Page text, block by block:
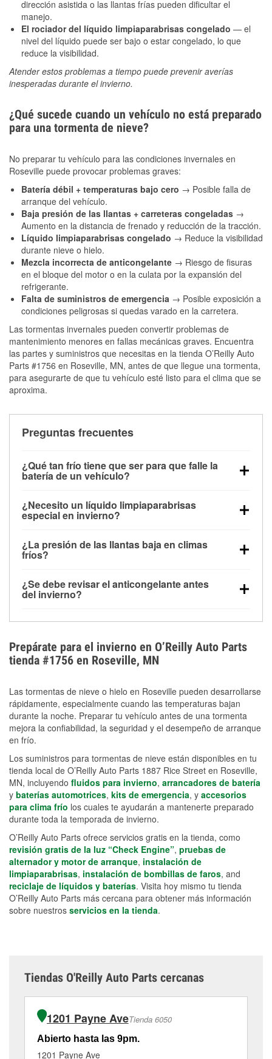
dirección asistida o las llantas frías pueden dificultar el
manejo.
El rociador del líquido limpiaparabrisas congelado — el
nivel del líquido puede ser bajo o estar congelado, lo que
reduce la visibilidad.
Atender estos problemas a tiempo puede prevenir averías
inesperadas durante el invierno.
¿Qué sucede cuando un vehículo no está preparado
para una tormenta de nieve?
No preparar tu vehículo para las condiciones invernales en
Roseville puede provocar problemas graves:
Batería débil + temperaturas bajo cero → Posible falla de
arranque del vehículo.
Baja presión de las llantas + carreteras congeladas →
Aumento en la distancia de frenado y reducción de la tracción.
Líquido limpiaparabrisas congelado → Reduce la visibilidad
durante nieve o hielo.
Mezcla incorrecta de anticongelante → Riesgo de fisuras
en el bloque del motor o en la culata por la expansión del
refrigerante.
Falta de suministros de emergencia → Posible exposición a
condiciones peligrosas si quedas varado en la carretera.
Las tormentas invernales pueden convertir problemas de
mantenimiento menores en fallas mecánicas graves. Encuentra
las partes y suministros que necesitas en la tienda O’Reilly Auto
Parts #1756 en Roseville, MN, antes de que llegue una tormenta,
para asegurarte de que tu vehículo esté listo para el clima que se
aproxima.
Preguntas frecuentes
¿Qué tan frío tiene que ser para que falle la
batería de un vehículo?
debajo de los 32 °F y puede perder hasta la mitad de
su potencia de arranque cerca de los 0 °F, lo que
arranque.
¿Necesito un líquido limpiaparabrisas
especial en invierno?
la congelación y ayuda a disolver la sal y la nieve
derretida en la carretera para mejorar la visibilidad.
¿La presión de las llantas baja en climas
fríos?
alrededor de 1 PSI por cada 10 °F que baja la
temperatura. Puedes obtener más información sobre
¿Se debe revisar el anticongelante antes
del invierno?
el sobrecalentamiento en condiciones de frío
extremo. Aprende cómo comprobar la protección
anticongelante en nuestra sección How-To.
Prepárate para el invierno en O’Reilly Auto Parts
tienda #1756 en Roseville, MN
Las tormentas de nieve o hielo en Roseville pueden desarrollarse
rápidamente, especialmente cuando las temperaturas bajan
durante la noche. Preparar tu vehículo antes de una tormenta
mejora la confiabilidad, la seguridad y el desempeño de arranque
en frío.
Los suministros para tormentas de nieve están disponibles en tu
tienda local de O’Reilly Auto Parts 1887 Rice Street en Roseville,
MN, incluyendo fluidos para invierno, arrancadores de batería
y baterías automotrices, kits de emergencia, y accesorios
para clima frío los cuales te ayudarán a mantenerte preparado
durante toda la temporada de invierno.
O’Reilly Auto Parts ofrece servicios gratis en la tienda, como
revisión gratis de la luz “Check Engine”, pruebas de
alternador y motor de arranque, instalación de
limpiaparabrisas, instalación de bombillas de faros, and
reciclaje de líquidos y baterías. Visita hoy mismo tu tienda
O’Reilly Auto Parts más cercana para obtener más información
sobre nuestros servicios en la tienda.
Tiendas O'Reilly Auto Parts cercanas
1201 Payne AveTienda 6050
Abierto hasta las 9pm.
1201 Payne Ave